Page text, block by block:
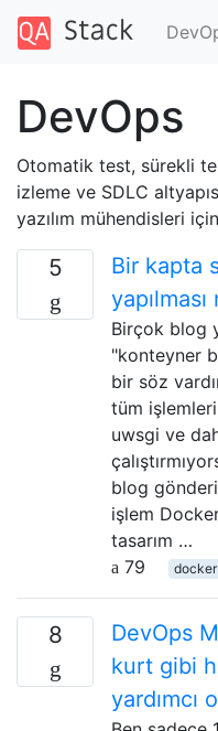
DevOps
Otomatik test, sürekli
izleme ve SDLC
yazılım mühendisleri
5
Bir kapta
Birçok blog
"konteyner
bir söz
tüm
uwsgi ve
blog
işlem
tasarım …
79
docker
8
DevOps
kurt gibi
yardımcı